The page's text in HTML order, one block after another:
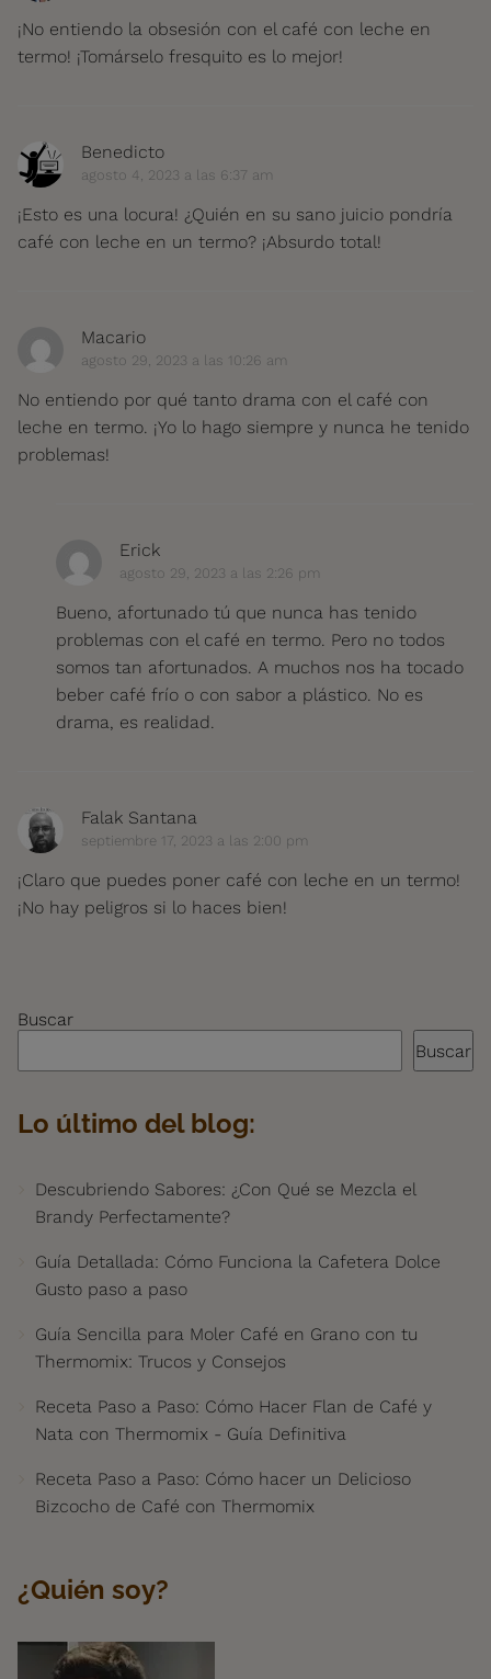
¡No entiendo la obsesión con el café con leche en
termo! ¡Tomárselo fresquito es lo mejor!
Benedicto
agosto 4, 2023 a las 6:37 am
¡Esto es una locura! ¿Quién en su sano juicio pondría
café con leche en un termo? ¡Absurdo total!
Macario
agosto 29, 2023 a las 10:26 am
No entiendo por qué tanto drama con el café con
leche en termo. ¡Yo lo hago siempre y nunca he tenido
problemas!
Erick
agosto 29, 2023 a las 2:26 pm
Bueno, afortunado tú que nunca has tenido
problemas con el café en termo. Pero no todos
somos tan afortunados. A muchos nos ha tocado
beber café frío o con sabor a plástico. No es
drama, es realidad.
Falak Santana
septiembre 17, 2023 a las 2:00 pm
¡Claro que puedes poner café con leche en un termo!
¡No hay peligros si lo haces bien!
Buscar
Buscar
Lo último del blog:
Descubriendo Sabores: ¿Con Qué se Mezcla el
Brandy Perfectamente?
Guía Detallada: Cómo Funciona la Cafetera Dolce
Gusto paso a paso
Guía Sencilla para Moler Café en Grano con tu
Thermomix: Trucos y Consejos
Receta Paso a Paso: Cómo Hacer Flan de Café y
Nata con Thermomix - Guía Definitiva
Receta Paso a Paso: Cómo hacer un Delicioso
Bizcocho de Café con Thermomix
¿Quién soy?